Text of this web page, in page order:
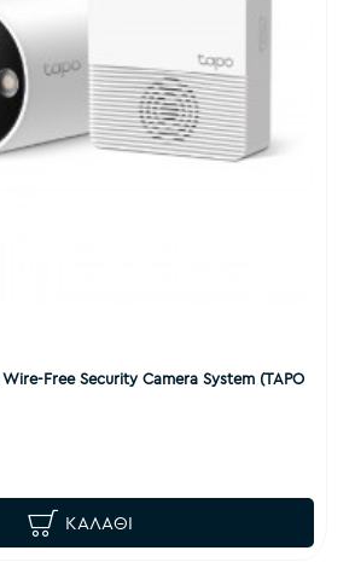
Free Security Camera System (TAPO
ΚΑΛΆΘΙ